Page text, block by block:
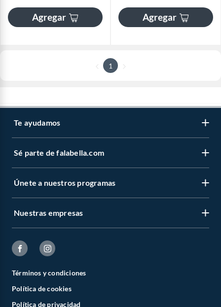
Agregar Agregar
1
Te ayudamos
Sé parte de falabella.com
Únete a nuestros programas
Nuestras empresas
Términos y condiciones
Política de cookies
Política de privacidad